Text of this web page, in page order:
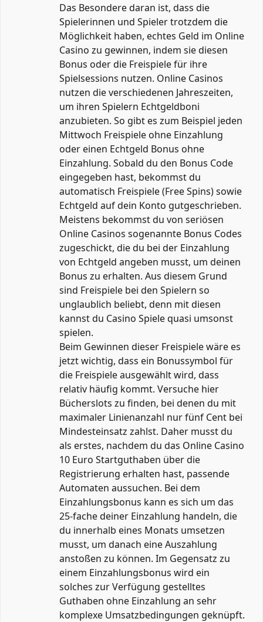
Das Besondere daran ist, dass die
Spielerinnen und Spieler trotzdem die
Möglichkeit haben, echtes Geld im Online
Casino zu gewinnen, indem sie diesen
Bonus oder die Freispiele für ihre
Spielsessions nutzen. Online Casinos
nutzen die verschiedenen Jahreszeiten,
um ihren Spielern Echtgeldboni
anzubieten. So gibt es zum Beispiel jeden
Mittwoch Freispiele ohne Einzahlung
oder einen Echtgeld Bonus ohne
Einzahlung. Sobald du den Bonus Code
eingegeben hast, bekommst du
automatisch Freispiele (Free Spins) sowie
Echtgeld auf dein Konto gutgeschrieben.
Meistens bekommst du von seriösen
Online Casinos sogenannte Bonus Codes
zugeschickt, die du bei der Einzahlung
von Echtgeld angeben musst, um deinen
Bonus zu erhalten. Aus diesem Grund
sind Freispiele bei den Spielern so
unglaublich beliebt, denn mit diesen
kannst du Casino Spiele quasi umsonst
spielen.
Beim Gewinnen dieser Freispiele wäre es
jetzt wichtig, dass ein Bonussymbol für
die Freispiele ausgewählt wird, dass
relativ häufig kommt. Versuche hier
Bücherslots zu finden, bei denen du mit
maximaler Linienanzahl nur fünf Cent bei
Mindesteinsatz zahlst. Daher musst du
als erstes, nachdem du das Online Casino
10 Euro Startguthaben über die
Registrierung erhalten hast, passende
Automaten aussuchen. Bei dem
Einzahlungsbonus kann es sich um das
25-fache deiner Einzahlung handeln, die
du innerhalb eines Monats umsetzen
musst, um danach eine Auszahlung
anstoßen zu können. Im Gegensatz zu
einem Einzahlungsbonus wird ein
solches zur Verfügung gestelltes
Guthaben ohne Einzahlung an sehr
komplexe Umsatzbedingungen geknüpft.